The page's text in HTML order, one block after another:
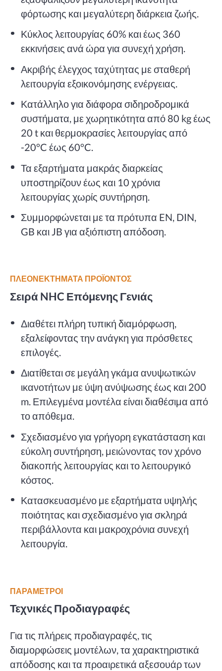
φόρτωσης και μεγαλύτερη διάρκεια ζωής.
Κύκλος λειτουργίας 60% και έως 360
εκκινήσεις ανά ώρα για συνεχή χρήση.
Ακριβής έλεγχος ταχύτητας με σταθερή
λειτουργία εξοικονόμησης ενέργειας.
Κατάλληλο για διάφορα σιδηροδρομικά
συστήματα, με χωρητικότητα από 80 kg έως
20 t και θερμοκρασίες λειτουργίας από
-20°C έως 60°C.
Τα εξαρτήματα μακράς διαρκείας
υποστηρίζουν έως και 10 χρόνια
λειτουργίας χωρίς συντήρηση.
Συμμορφώνεται με τα πρότυπα EN, DIN,
GB και JB για αξιόπιστη απόδοση.
ΠΛΕΟΝΕΚΤΉΜΑΤΑ ΠΡΟΪΌΝΤΟΣ
Σειρά NHC Επόμενης Γενιάς
Διαθέτει πλήρη τυπική διαμόρφωση,
εξαλείφοντας την ανάγκη για πρόσθετες
επιλογές.
Διατίθεται σε μεγάλη γκάμα ανυψωτικών
ικανοτήτων με ύψη ανύψωσης έως και 200
m. Επιλεγμένα μοντέλα είναι διαθέσιμα από
το απόθεμα.
Σχεδιασμένο για γρήγορη εγκατάσταση και
εύκολη συντήρηση, μειώνοντας τον χρόνο
διακοπής λειτουργίας και το λειτουργικό
κόστος.
Κατασκευασμένο με εξαρτήματα υψηλής
ποιότητας και σχεδιασμένο για σκληρά
περιβάλλοντα και μακροχρόνια συνεχή
λειτουργία.
ΠΑΡΆΜΕΤΡΟΙ
Τεχνικές Προδιαγραφές
Για τις πλήρεις προδιαγραφές, τις
διαμορφώσεις μοντέλων, τα χαρακτηριστικά
απόδοσης και τα προαιρετικά αξεσουάρ των